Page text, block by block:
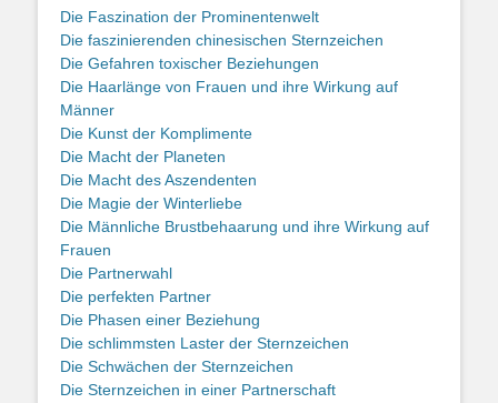
Die Faszination der Prominentenwelt
Die faszinierenden chinesischen Sternzeichen
Die Gefahren toxischer Beziehungen
Die Haarlänge von Frauen und ihre Wirkung auf
Männer
Die Kunst der Komplimente
Die Macht der Planeten
Die Macht des Aszendenten
Die Magie der Winterliebe
Die Männliche Brustbehaarung und ihre Wirkung auf
Frauen
Die Partnerwahl
Die perfekten Partner
Die Phasen einer Beziehung
Die schlimmsten Laster der Sternzeichen
Die Schwächen der Sternzeichen
Die Sternzeichen in einer Partnerschaft